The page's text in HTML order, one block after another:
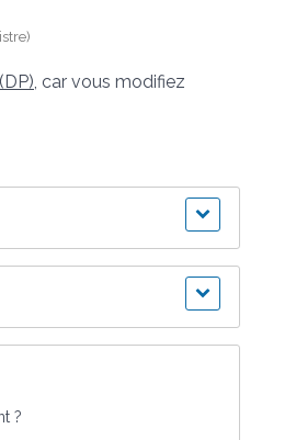
, car vous modifiez
?